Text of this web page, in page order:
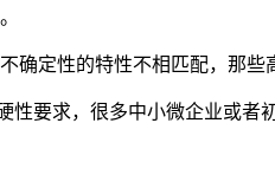
定性的特性不相匹配，那
要求，很多中小微企业或